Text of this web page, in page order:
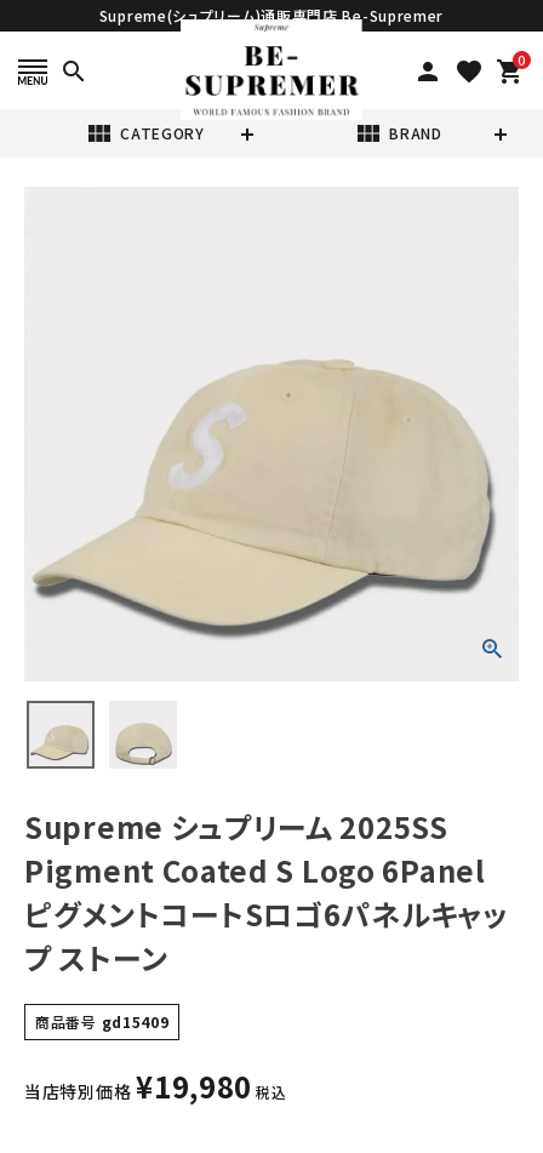
Supreme(シュプリーム)通販専門店 Be-Supremer
search person favorite 0
shopping_cart
view_module CATEGORY view_module BRAND
Coated S Logo
6Panel ピグメン
トコートSロゴ6パ
ネルキャップ スト
ーンNEW ITEMS
Tシャツ・ロングスリーブ
パーカー・トレーナー
キャップ・ハット
ニット帽・ビーニー
バックパック・リュック
その他バッグ類
スニーカー・ブーツ
パンツ・ショーツ
Supreme シュプリーム 2025SS
Pigment Coated S Logo 6Panel
ピグメントコートSロゴ6パネルキャッ
プ ストーン
商品番号 gd15409
当店特別価格 ¥19,980 税込